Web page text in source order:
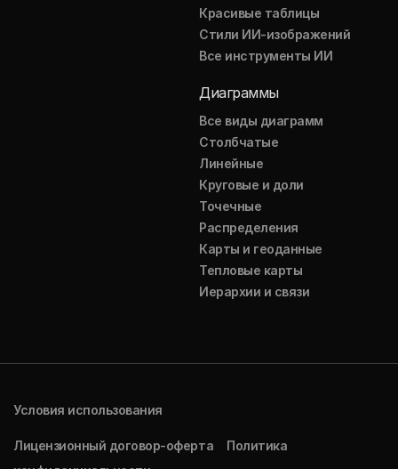
Красивые таблицы
Стили ИИ-изображений
Все инструменты ИИ
Диаграммы
Все виды диаграмм
Столбчатые
Линейные
Круговые и доли
Точечные
Распределения
Карты и геоданные
Тепловые карты
Иерархии и связи
Условия использования
Лицензионный договор-оферта
Политика